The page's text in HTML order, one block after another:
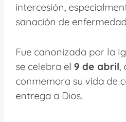
intercesión,
sanación de
Fue canonizada por la
se celebra el 9 de abril,
conmemora su vida de
entrega a Dios.